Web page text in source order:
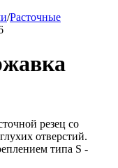
/Расточные
резец со
отверстий.
типа S -